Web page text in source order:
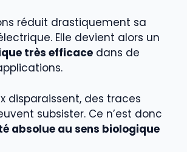
réduit drastiquement sa
Elle devient alors un
très efficace dans de
disparaissent, des traces
subsister. Ce n’est donc
absolue au sens biologique